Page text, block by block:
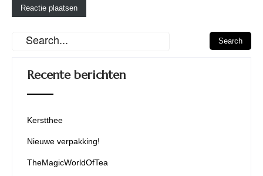
Recente berichten
Kerstthee
Nieuwe verpakking!
TheMagicWorldOfTea